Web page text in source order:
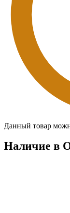
Данный товар
Наличие в